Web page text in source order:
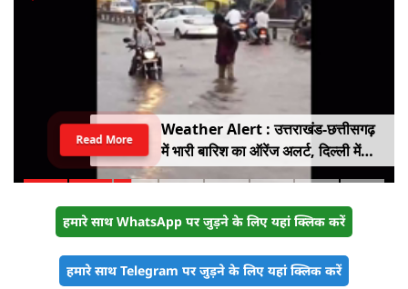
Weather Alert : उत्तराखंड-छत्तीसगढ़
में भारी बारिश का ऑरेंज अलर्ट, दिल्ली में
हल्की बारिश, जानें IMD का ताजा अपडेट
Read More
हमारे साथ WhatsApp पर जुड़ने के लिए यहां क्लिक करें
हमारे साथ Telegram पर जुड़ने के लिए यहां क्लिक करें